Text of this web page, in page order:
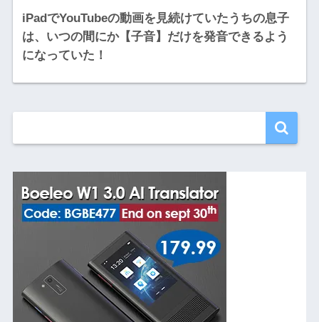
iPadでYouTubeの動画を見続けていたうちの息子
は、いつの間にか【子音】だけを発音できるよう
になっていた！